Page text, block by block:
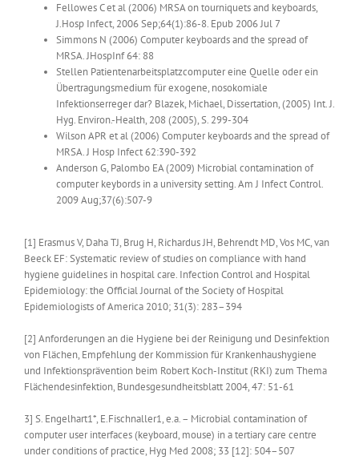
Fellowes C et al (2006) MRSA on tourniquets and keyboards,
J.Hosp Infect, 2006 Sep;64(1):86-8. Epub 2006 Jul 7
Simmons N (2006) Computer keyboards and the spread of
MRSA. JHospInf 64: 88
Stellen Patientenarbeitsplatzcomputer eine Quelle oder ein
Übertragungsmedium für exogene, nosokomiale
Infektionserreger dar? Blazek, Michael, Dissertation, (2005) Int. J.
Hyg. Environ.-Health, 208 (2005), S. 299-304
WilsonAPR et al (2006) Computer keyboards and the spread of
MRSA. J Hosp Infect 62:390-392
Anderson G, Palombo EA (2009) Microbial contamination of
computer keybords in a university setting.Am J Infect Control.
2009 Aug;37(6):507-9
[1] Erasmus V, Daha TJ, Brug H, Richardus JH, Behrendt MD, Vos MC, van
Beeck EF: Systematic review of studies on compliance with hand
hygiene guidelines in hospital care. Infection Control and Hospital
Epidemiology: the Official Journal of the Society of Hospital
Epidemiologists of America 2010; 31(3): 283–394
[2] Anforderungen an die Hygiene bei der Reinigung und Desinfektion
von Flächen, Empfehlung der Kommission für Krankenhaushygiene
und Infektionsprävention beim Robert Koch-Institut (RKI) zum Thema
Flächendesinfektion, Bundesgesundheitsblatt 2004, 47: 51-61
3] S. Engelhart1*, E.Fischnaller1, e.a. – Microbial contamination of
computer user interfaces (keyboard, mouse) in a tertiary care centre
under conditions of practice, Hyg Med 2008; 33 [12]: 504–507